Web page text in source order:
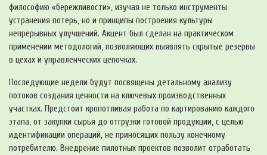
философию «бережливости», изучая не только инструменты
устранения потерь, но и принципы построения культуры
непрерывных улучшений. Акцент был сделан на практическом
применении методологий, позволяющих выявлять скрытые резервы
в цехах и управленческих цепочках.
Последующие недели будут посвящены детальному анализу
потоков создания ценности на ключевых производственных
участках. Предстоит кропотливая работа по картированию каждого
этапа, от закупки сырья до отгрузки готовой продукции, с целью
идентификации операций, не приносящих пользу конечному
потребителю. Внедрение пилотных проектов позволит отработать